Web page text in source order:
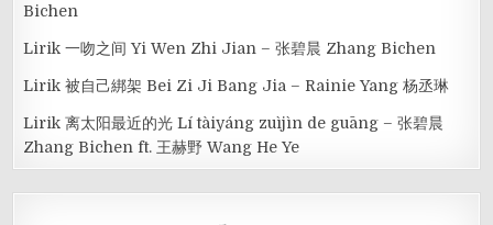
Bichen
Lirik 一吻之间 Yi Wen Zhi Jian – 张碧晨 Zhang Bichen
Lirik 被自己綁架 Bei Zi Ji Bang Jia – Rainie Yang 杨丞琳
Lirik 离太阳最近的光 Lí tàiyáng zuìjìn de guāng – 张碧晨
Zhang Bichen ft. 王赫野 Wang He Ye